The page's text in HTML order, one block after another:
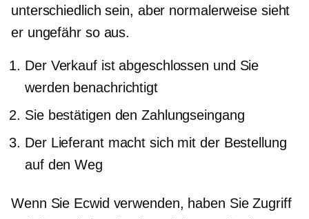
unterschiedlich sein, aber normalerweise sieht
er ungefähr so ​​aus.
Der Verkauf ist abgeschlossen und Sie
werden benachrichtigt
Sie bestätigen den Zahlungseingang
Der Lieferant macht sich mit der Bestellung
auf den Weg
Wenn Sie Ecwid verwenden, haben Sie Zugriff